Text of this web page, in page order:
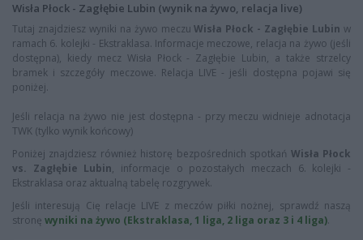
Wisła Płock - Zagłębie Lubin (wynik na żywo, relacja live)
Tutaj znajdziesz wyniki na żywo meczuWisła Płock - Zagłębie Lubin w
ramach 6. kolejki - Ekstraklasa. Informacje meczowe, relacja na żywo (jeśli
dostępna), kiedy mecz Wisła Płock - Zagłębie Lubin, a także strzelcy
bramek i szczegóły meczowe. Relacja LIVE - jeśli dostępna pojawi się
poniżej.
Jeśli relacja na żywo nie jest dostępna - przy meczu widnieje adnotacja
TWK (tylko wynik końcowy)
Poniżej znajdziesz również historę bezpośrednich spotkań Wisła Płock
vs. Zagłębie Lubin, informacje o pozostałych meczach 6. kolejki -
Ekstraklasa oraz aktualną tabelę rozgrywek.
Jeśli interesują Cię relacje LIVE z meczów piłki nożnej, sprawdź naszą
stronę wyniki na żywo (Ekstraklasa, 1 liga, 2 liga oraz 3 i 4 liga).